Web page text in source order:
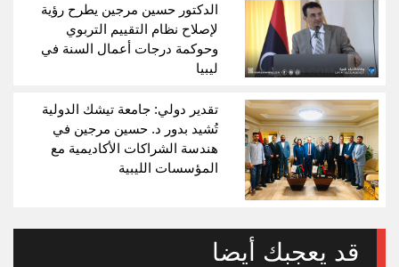
الدكتور حسين مرجين يطرح رؤية
لإصلاح نظام التقييم التربوي
وحوكمة درجات أعمال السنة في
ليبيا
تقدير دولي: جامعة تيشك الدولية
تُشيد بدور د. حسين مرجين في
هندسة الشراكات الأكاديمية مع
المؤسسات الليبية
قد يعجبك أيضا